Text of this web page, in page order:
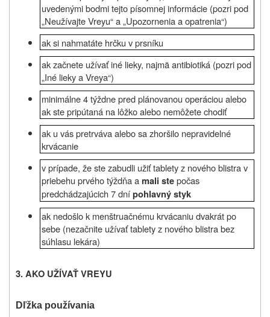
uvedenými bodmi tejto písomnej informácie (pozri pod
„Neužívajte Vreyu“ a„Upozornenia a opatrenia“)
ak si nahmatáte hrčku v prsníku
ak začnete užívať iné lieky, najmä antibiotiká (pozri pod
„Iné lieky a Vreya“)
minimálne 4 týždne pred plánovanou operáciou alebo
ak ste pripútaná na lôžko alebo nemôžete chodiť
ak u vás pretrváva alebo sa zhoršilo nepravidelné
krvácanie
v prípade, že ste zabudli užiť tablety z nového blistra v
priebehu prvého týždňa amali ste počas
predchádzajúcich 7 dní pohlavný styk
ak nedošlo k menštruačnému krvácaniu dvakrát po
sebe (nezačnite užívať tablety z nového blistra bez
súhlasu lekára)
3. AKO UŽÍVAŤ VREYU
Dľžka používania